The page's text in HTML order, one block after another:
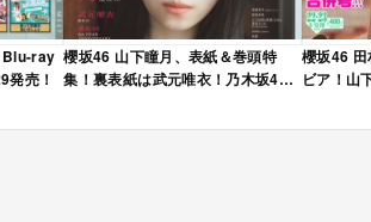
Blu-ray
発売！
櫻坂46 山下瞳月、表紙＆巻頭特
集！裏表紙は武元唯衣！乃木坂46
6月号」本日4/28発売！
櫻坂46
ビア！山
合併号」